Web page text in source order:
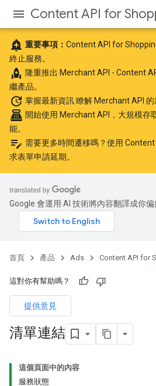
Content API for
add_alert 重要事項： Content API for
終止服務。
rocket 隆重推出 Merchant API - Content
繼產品。
update 掌握最新資訊瞭解 Merchant API 的
point_of_sale 開始使用 Merchant API
，大規模存
能。
edit_note 需要更多時間遷移嗎？使用 Content
求表單申請延期。
Google 會運用 AI 技術將內容翻譯成你
首頁 產品 Ads Content API for
這對你有幫助嗎？
提供意見
清單連結
這個頁面中的內容
服務狀態